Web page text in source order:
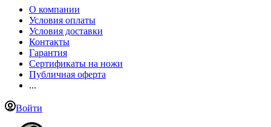
О компании
Условия оплаты
Условия доставки
Контакты
Гарантия
Сертификаты на ножи
Публичная оферта
...
Войти